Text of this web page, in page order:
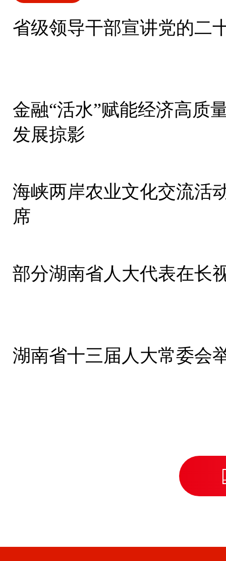
省级领导干部宣讲党的二
金融“活水”赋能经济高
发展掠影
海峡两岸农业文化交流活
席
部分湖南省人大代表在长
湖南省十三届人大常委会